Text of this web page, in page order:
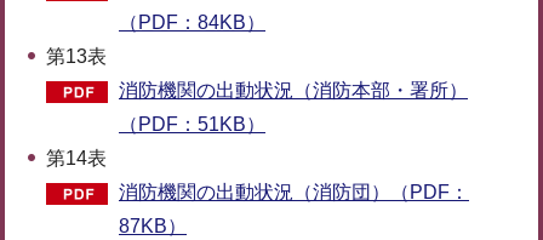
（PDF：84KB）
第13表
消防機関の出動状況（消防本部・署所）
（PDF：51KB）
第14表
消防機関の出動状況（消防団）（PDF：
87KB）